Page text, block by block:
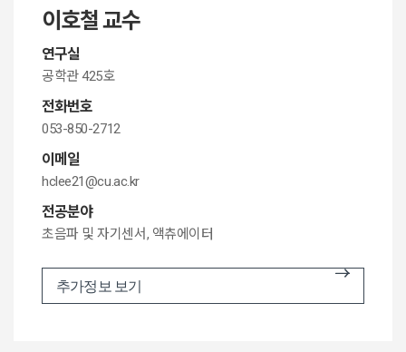
이호철 교수
연구실
공학관 425호
전화번호
053-850-2712
이메일
hclee21@cu.ac.kr
전공분야
초음파 및 자기센서, 액츄에이터
추가정보 보기